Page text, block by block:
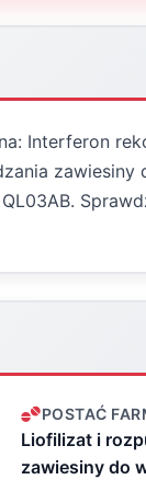
Interferon
zawiesiny
POSTAĆ
Liofilizat i
zawiesiny do